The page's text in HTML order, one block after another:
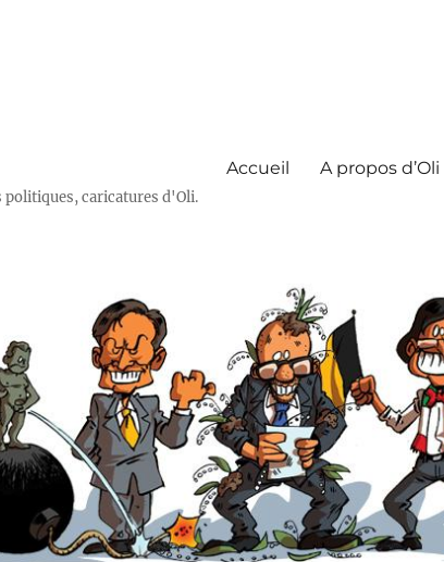
caricatures d'Oli.
Accueil A propos d’Oli